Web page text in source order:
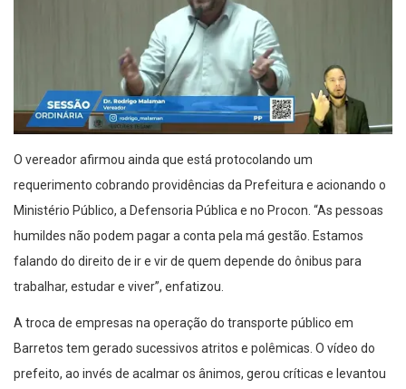
O vereador afirmou ainda que está protocolando um
requerimento cobrando providências da Prefeitura e acionando o
Ministério Público, a Defensoria Pública e no Procon. “As pessoas
humildes não podem pagar a conta pela má gestão. Estamos
falando do direito de ir e vir de quem depende do ônibus para
trabalhar, estudar e viver”, enfatizou.
A troca de empresas na operação do transporte público em
Barretos tem gerado sucessivos atritos e polêmicas. O vídeo do
prefeito, ao invés de acalmar os ânimos, gerou críticas e levantou